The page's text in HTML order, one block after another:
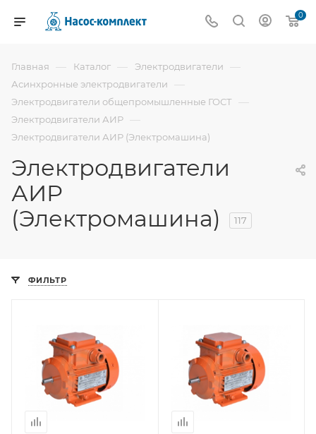
0
Главная — Каталог — Электродвигатели —
Асинхронные электродвигатели —
Электродвигатели общепромышленные ГОСТ —
Электродвигатели АИР —
Электродвигатели АИР (Электромашина)
Электродвигатели
АИР
(Электромашина)
117
ФИЛЬТР